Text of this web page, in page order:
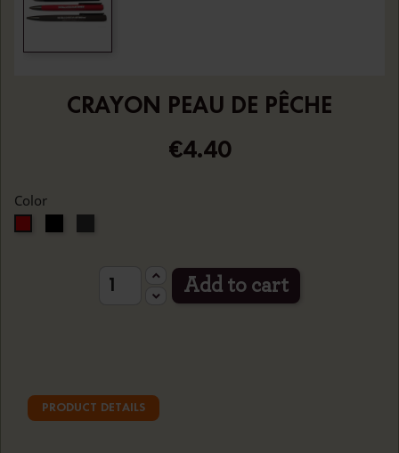
CRAYON PEAU DE PÊCHE
€4.40
Color
Add to cart
PRODUCT DETAILS